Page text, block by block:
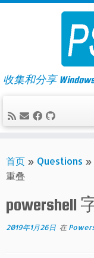
Skip
收集和分享
首页 » Questions »
重叠
powershell
2019年1月26日 在